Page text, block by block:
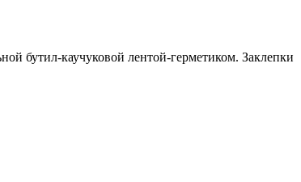
бутил-каучуковой лентой-герметиком. Заклепки